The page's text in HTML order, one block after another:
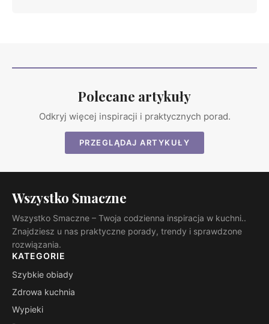
Polecane artykuły
Odkryj więcej inspiracji i praktycznych porad.
PRZEGLĄDAJ ARTYKUŁY
Wszystko Smaczne
Wszystko Smaczne – Twoja codzienna inspiracja w kuchni..
Znajdziesz u nas praktyczne porady, trendy i sprawdzone
rozwiązania.
KATEGORIE
Szybkie obiady
Zdrowa kuchnia
Wypieki